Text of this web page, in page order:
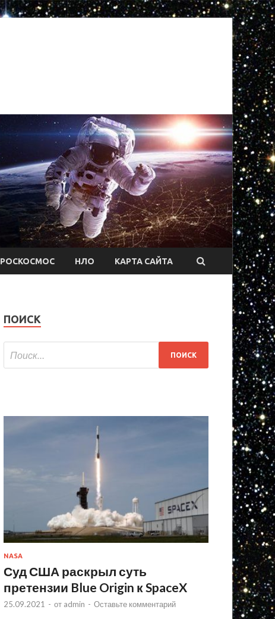
РОСКОСМОС НЛО КАРТА САЙТА
ПОИСК
NASA
Суд США раскрыл суть
претензии Blue Origin к SpaceX
25.09.2021 - от admin - Оставьте комментарий